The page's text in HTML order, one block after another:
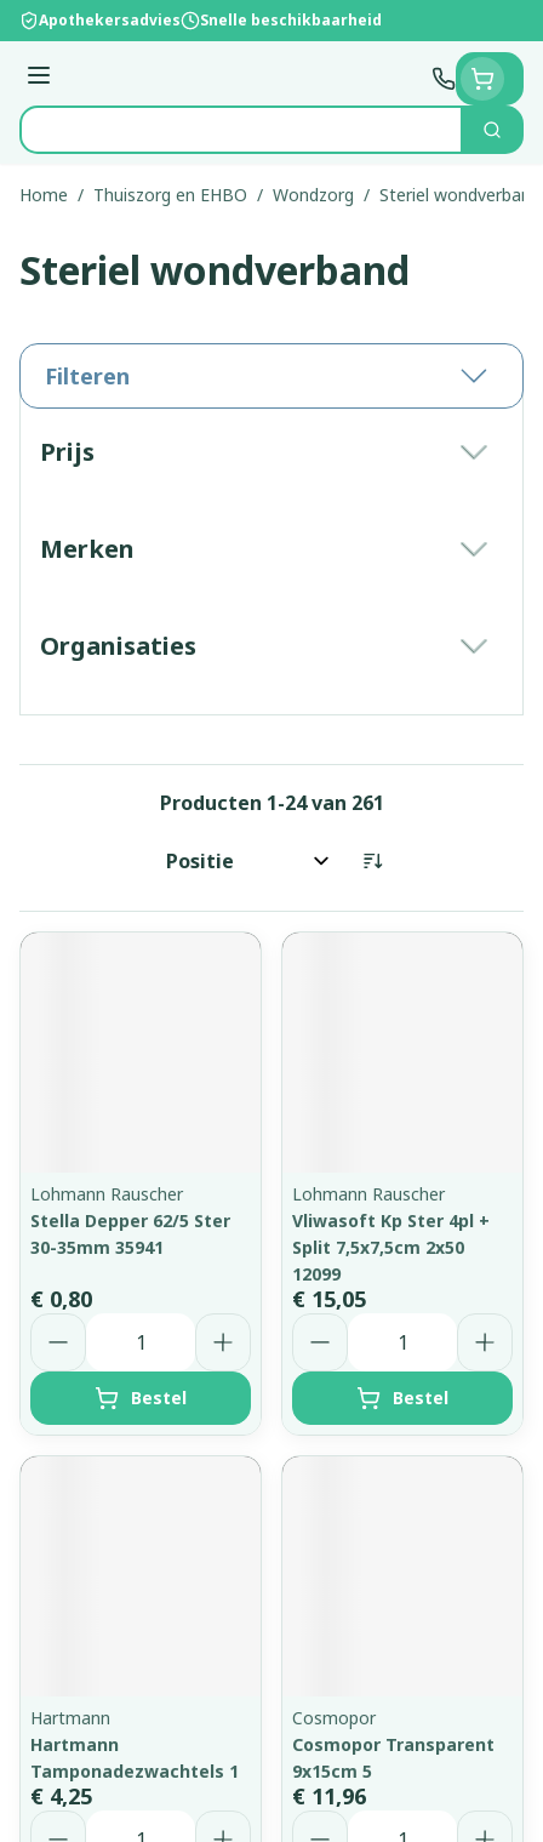
Ga naar de inhoud
Apothekersadvies Snelle beschikbaarheid
Menu
Product, merk, categorie...
Zoek
Home / Thuiszorg en EHBO / Wondzorg / Steriel wondverband
Steriel wondverband
Filteren
Prijs
Merken
Organisaties
Producten 1-24van 261
Sorteer op:
Lohmann Rauscher
Stella Depper 62/5 Ster
30-35mm 35941
€ 0,80
Aantal
Bestel
Lohmann Rauscher
Vliwasoft Kp Ster 4pl +
Split 7,5x7,5cm 2x50
12099
€ 15,05
Aantal
Bestel
Hartmann
Hartmann
Tamponadezwachtels 1
€ 4,25
Aantal
Cosmopor
Cosmopor Transparent
9x15cm 5
€ 11,96
Aantal